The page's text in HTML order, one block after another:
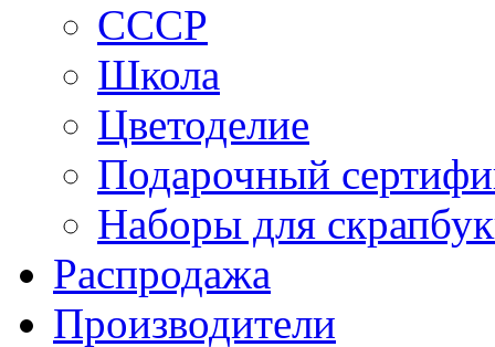
СССР
Школа
Цветоделие
Подарочный
Наборы для
Распродажа
Производители